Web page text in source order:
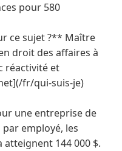
pour 580
ce sujet ?** Maître
droit des affaires à
réactivité et
fr/qui-suis-je)
une entreprise de
employé, les
atteignent 144 000 $.